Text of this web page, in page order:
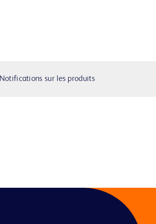
Notifications sur les produits